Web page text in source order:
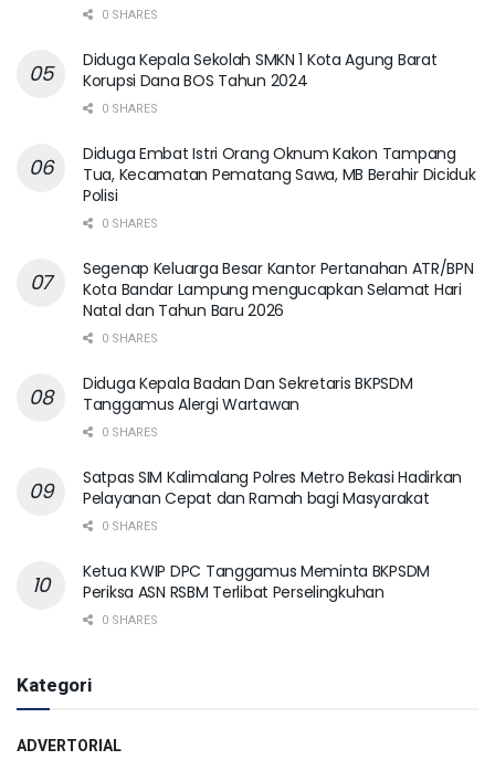
0 SHARES
Diduga Kepala Sekolah SMKN 1 Kota Agung Barat
Korupsi Dana BOS Tahun 2024
0 SHARES
Diduga Embat Istri Orang Oknum Kakon Tampang
Tua, Kecamatan Pematang Sawa, MB Berahir Diciduk
Polisi
0 SHARES
Segenap Keluarga Besar Kantor Pertanahan ATR/BPN
Kota Bandar Lampung mengucapkan Selamat Hari
Natal dan Tahun Baru 2026
0 SHARES
Diduga Kepala Badan Dan Sekretaris BKPSDM
Tanggamus Alergi Wartawan
0 SHARES
Satpas SIM Kalimalang Polres Metro Bekasi Hadirkan
Pelayanan Cepat dan Ramah bagi Masyarakat
0 SHARES
Ketua KWIP DPC Tanggamus Meminta BKPSDM
Periksa ASN RSBM Terlibat Perselingkuhan
0 SHARES
Kategori
ADVERTORIAL